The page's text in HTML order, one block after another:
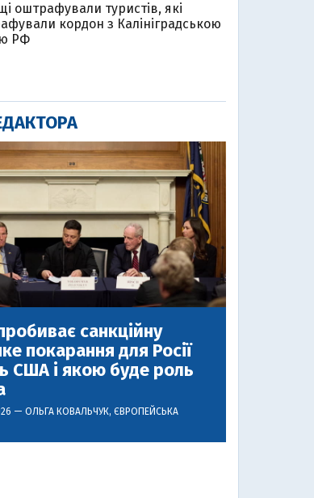
оштрафували туристів, які
кордон з Калініградською
РФ
санкційну
покарання для Росії
США і якою буде роль
— ОЛЬГА КОВАЛЬЧУК, ЄВРОПЕЙСЬКА